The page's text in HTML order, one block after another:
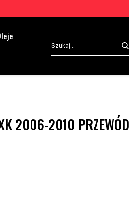
2006-2010 PRZEWÓD